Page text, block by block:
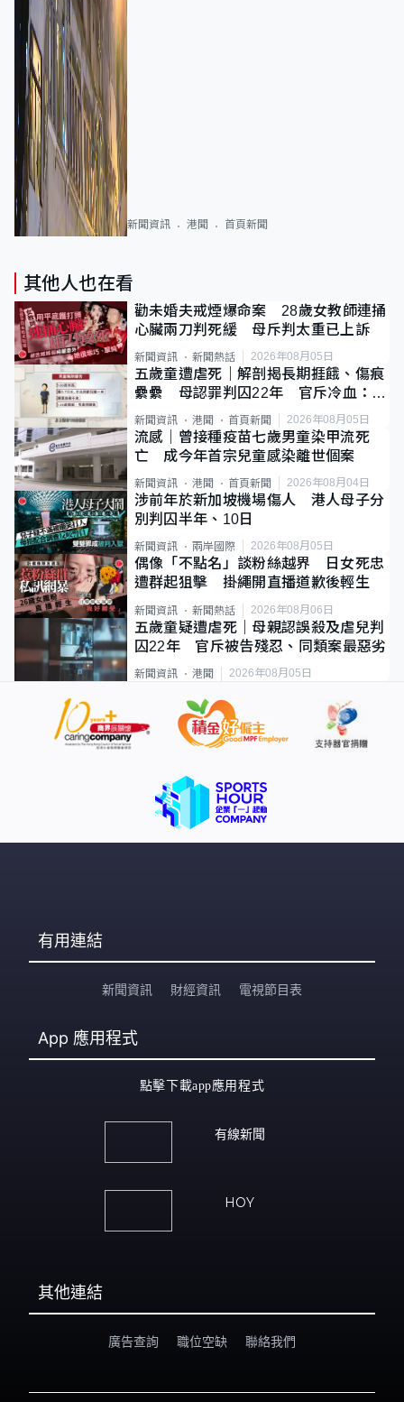
新聞資訊 港聞 首頁新聞
其他人也在看
勸未婚夫戒煙爆命案 28歲女教師連捅
心臟兩刀判死緩 母斥判太重已上訴
新聞資訊 新聞熱話 2026年08月05日
五歲童遭虐死｜解剖揭長期捱餓、傷痕
纍纍 母認罪判囚22年 官斥冷血：同
類案最惡劣
新聞資訊 港聞 首頁新聞 2026年08月05日
流感｜曾接種疫苗七歲男童染甲流死
亡 成今年首宗兒童感染離世個案
新聞資訊 港聞 首頁新聞 2026年08月04日
涉前年於新加坡機場傷人 港人母子分
別判囚半年、10日
新聞資訊 兩岸國際 2026年08月05日
偶像「不點名」談粉絲越界 日女死忠
遭群起狙擊 掛繩開直播道歉後輕生
新聞資訊 新聞熱話 2026年08月06日
五歲童疑遭虐死｜母親認誤殺及虐兒判
囚22年 官斥被告殘忍、同類案最惡劣
新聞資訊 港聞 2026年08月05日
有用連結
新聞資訊 財經資訊 電視節目表
App 應用程式
點擊下載app應用程式
有線新聞
HOY
其他連結
廣告查詢 職位空缺 聯絡我們